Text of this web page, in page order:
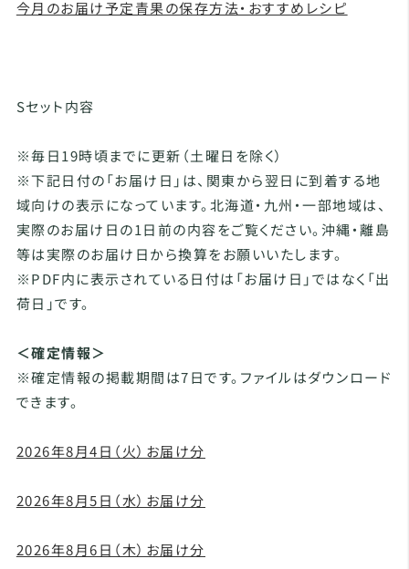
今月のお届け予定青果の保存方法・おすすめレシピ
Sセット内容
※毎日19時頃までに更新（土曜日を除く）
※下記日付の「お届け日」は、関東から翌日に到着する地
域向けの表示になっています。北海道・九州・一部地域は、
実際のお届け日の1日前の内容をご覧ください。沖縄・離島
等は実際のお届け日から換算をお願いいたします。
※PDF内に表示されている日付は「お届け日」ではなく「出
荷日」です。
＜確定情報＞
※確定情報の掲載期間は7日です。ファイルはダウンロード
できます。
2026年8月4日（火）お届け分
2026年8月5日（水）お届け分
2026年8月6日（木）お届け分